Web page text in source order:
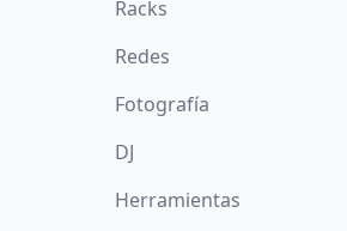
Racks
Redes
Fotografía
DJ
Herramientas